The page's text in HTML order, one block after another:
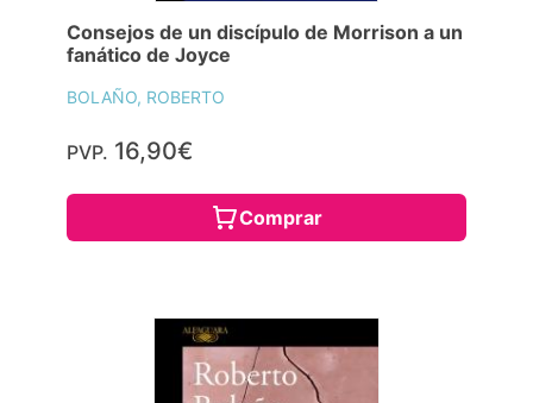
Consejos de un discípulo de Morrison a un
fanático de Joyce
BOLAÑO, ROBERTO
PVP. 16,90€
Comprar